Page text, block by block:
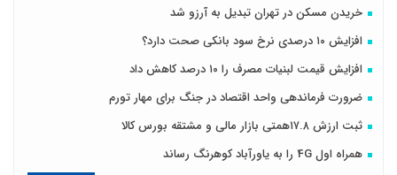
خریدن مسکن در تهران تبدیل به آرزو شد
افزایش ۱۰ درصدی نرخ سود بانکی صحت دارد؟
افزایش قیمت لبنیات مصرف را ۱۰ درصد کاهش داد
ضرورت فرماندهی واحد اقتصاد در جنگ برای مهار تورم
ثبت ارزش ۱۷.۸همتی بازار مالی و مشتقه بورس کالا
همراه اول 4G را به یاورآباد کوهرنگ رساند